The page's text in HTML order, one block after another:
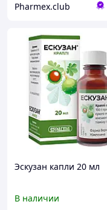
Pharmex.club
Эскузан капли 20 мл
В наличии